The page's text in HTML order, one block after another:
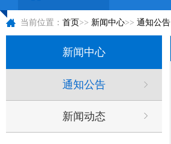
当前位置： 首页>> 新闻中心>> 通知公告
新闻中心
通知公告
新闻动态